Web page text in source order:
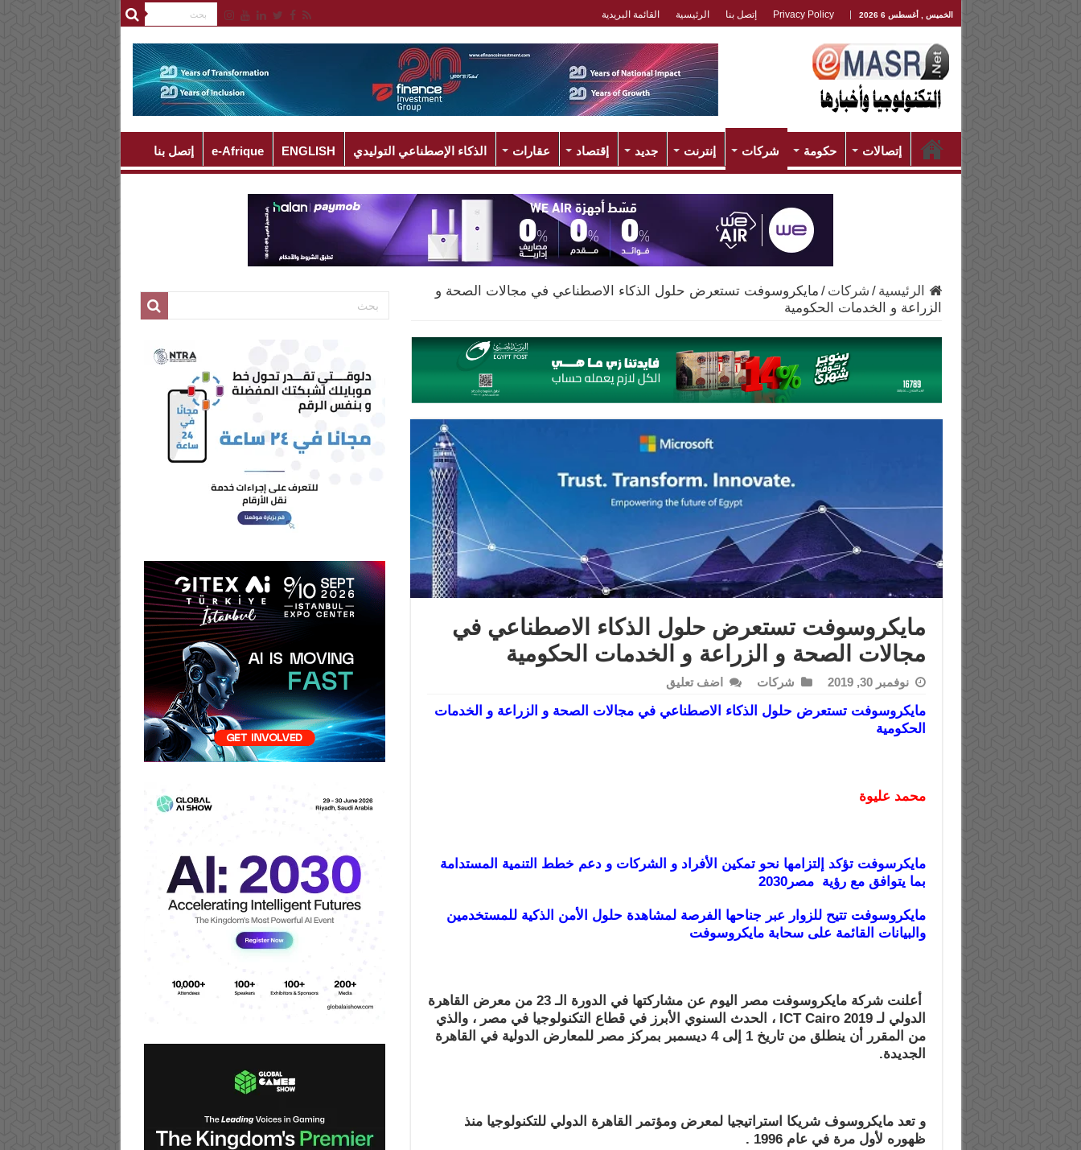
الخميس , أغسطس 6 2026 Privacy Policy إتصل بنا الرئيسية القائمة البريدية
إتصالات حكومة شركات إنترنت جديد إقتصاد عقارات الذكاء الإصطناعي التوليدي ENGLISH
e-Afrique إتصل بنا
الرئيسية / شركات / مايكروسوفت تستعرض حلول الذكاء الاصطناعي في مجالات الصحة و
الزراعة و الخدمات الحكومية
مايكروسوفت تستعرض حلول الذكاء الاصطناعي في
مجالات الصحة و الزراعة و الخدمات الحكومية
نوفمبر 30, 2019 شركات اضف تعليق
مايكروسوفت تستعرض حلول الذكاء الاصطناعي في مجالات الصحة و الزراعة و الخدمات
الحكومية
محمد عليوة
مایكرسوفت تؤكد إلتزامھا نحو تمكین الأفراد و الشركات و دعم خطط التنمیة المستدامة
بما یتوافق مع رؤیةمصر2030
مایكروسوفت تتیح للزوار عبر جناحھا الفرصة لمشاھدة حلول الأمن الذكیة للمستخدمین
والبیانات القائمة علىسحابة مایكروسوفت
أعلنت شركة مایكروسوفت مصر الیوم عن مشاركتھا في الدورة الـ 23 من
معرض القاھرة
الدولي لـ 2019 ICT Cairo ، الحدث السنوي الأبرز في قطاع التكنولوجیا في مصر ، والذي
من
المقرر أن ینطلق من تاریخ 1 إلى 4 دیسمبر بمركز مصر للمعارض الدولیة في القاھرة
الجدیدة.
و تعد مایكروسوف شریكا استراتیجیا لمعرض ومؤتمر القاھرة الدولي للتكنولوجیا منذ
ظھوره لأول مرة في عام1996 .